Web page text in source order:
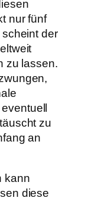
nur fünf
der
zu lassen.
zu
an
kann
diese